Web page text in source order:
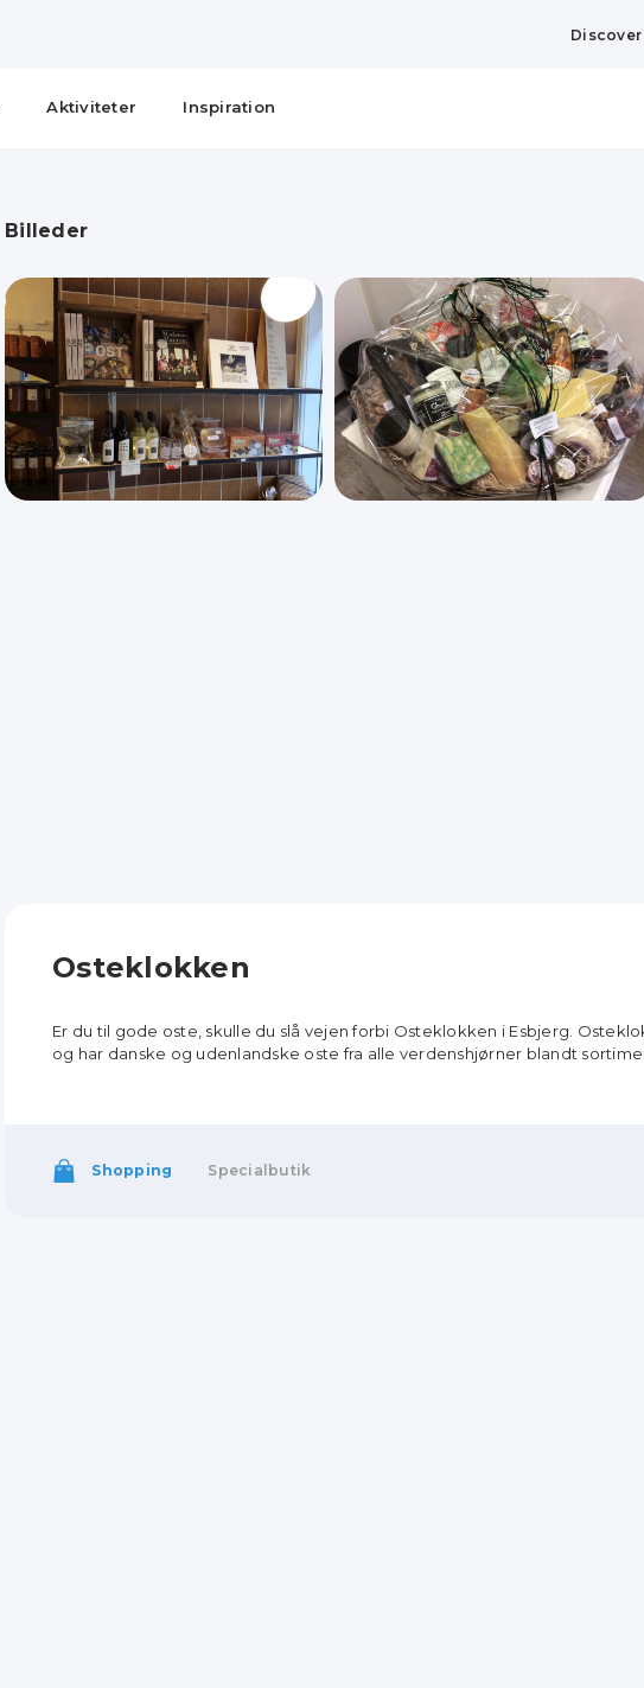
Aktiviteter Inspiration
Billeder
Osteklokken
Er du til gode oste, skulle du slå vejen forbi Osteklokken i Esbjerg.
og har danske og udenlandske oste fra alle verdenshjørner blandt
Shopping Specialbutik